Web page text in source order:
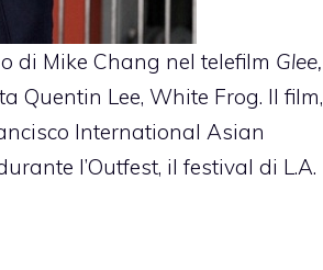
di Mike Chang nel telefilm Glee,
Quentin Lee, White Frog. Il film,
International Asian
l’Outfest, il festival di L.A.